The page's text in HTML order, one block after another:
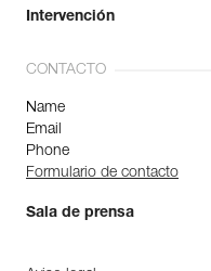
Intervención
CONTACTO
Name
Email
Phone
Formulario de contacto
Sala de prensa